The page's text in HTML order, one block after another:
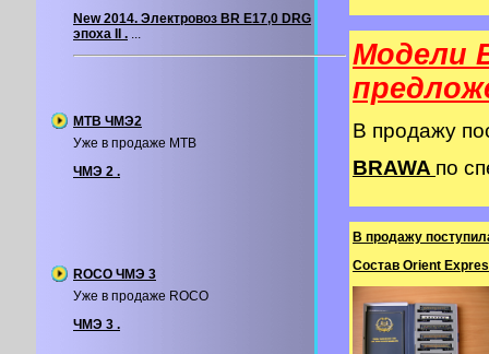
New 2014. Электровоз BR E17,0 DRG
эпоха II . ...
MTB ЧМЭ2
Уже в продаже MTB
ЧМЭ 2 .
ROCO ЧМЭ 3
Уже в продаже ROCO
ЧМЭ 3 .
Модели
В продажу
BRAWA по
В продажу
Состав Orient